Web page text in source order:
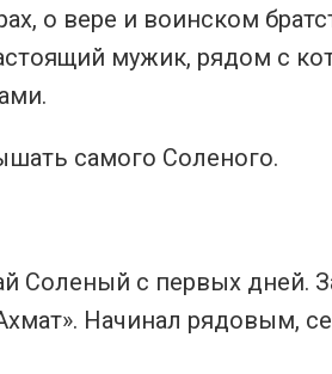
о вере и воинском
мужик, рядом с
самого Соленого.
Соленый с первых дней.
Начинал рядовым,